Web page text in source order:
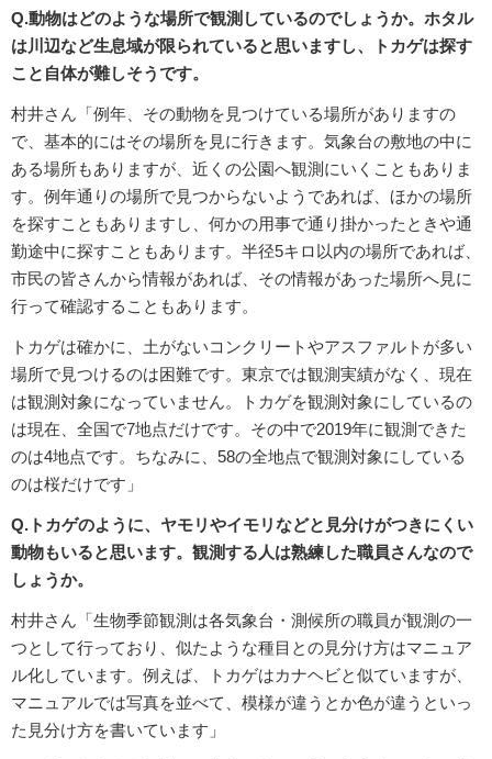
Q.動物はどのような場所で観測しているのでしょうか。ホタル
は川辺など生息域が限られていると思いますし、トカゲは探す
こと自体が難しそうです。
村井さん「例年、その動物を見つけている場所がありますの
で、基本的にはその場所を見に行きます。気象台の敷地の中に
ある場所もありますが、近くの公園へ観測にいくこともありま
す。例年通りの場所で見つからないようであれば、ほかの場所
を探すこともありますし、何かの用事で通り掛かったときや通
勤途中に探すこともあります。半径5キロ以内の場所であれば、
市民の皆さんから情報があれば、その情報があった場所へ見に
行って確認することもあります。
トカゲは確かに、土がないコンクリートやアスファルトが多い
場所で見つけるのは困難です。東京では観測実績がなく、現在
は観測対象になっていません。トカゲを観測対象にしているの
は現在、全国で7地点だけです。その中で2019年に観測できた
のは4地点です。ちなみに、58の全地点で観測対象にしている
のは桜だけです」
Q.トカゲのように、ヤモリやイモリなどと見分けがつきにくい
動物もいると思います。観測する人は熟練した職員さんなので
しょうか。
村井さん「生物季節観測は各気象台・測候所の職員が観測の一
つとして行っており、似たような種目との見分け方はマニュア
ル化しています。例えば、トカゲはカナヘビと似ていますが、
マニュアルでは写真を並べて、模様が違うとか色が違うといっ
た見分け方を書いています」